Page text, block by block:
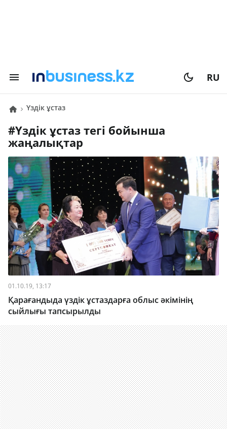
RU
үздік ұстаз
# үздік ұстаз тегі бойынша
жаңалықтар
01.10.19, 13:17
Қарағандыда үздік ұстаздарға облыс әкімінің
сыйлығы тапсырылды